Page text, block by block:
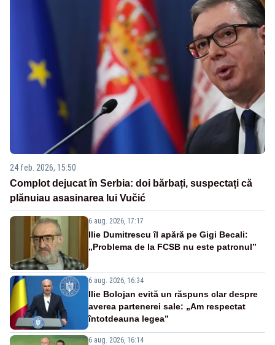
24 feb. 2026, 15:50
Complot dejucat în Serbia: doi bărbați, suspectați că
plănuiau asasinarea lui Vučić
6 aug. 2026, 17:17
Ilie Dumitrescu îl apără pe Gigi Becali:
„Problema de la FCSB nu este patronul”
6 aug. 2026, 16:34
Ilie Bolojan evită un răspuns clar despre
averea partenerei sale: „Am respectat
întotdeauna legea”
6 aug. 2026, 16:14